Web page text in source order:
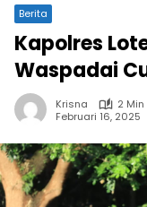
Berita
Kapolres
Waspadai
Krisna
2
Februari 16, 2025